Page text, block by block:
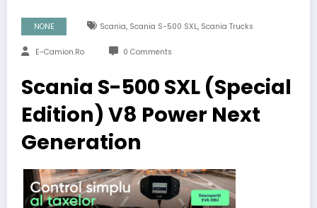
NONE Scania, Scania S-500 SXL, Scania Trucks
E-Camion.ro 0 Comments
Scania S-500 SXL (Special
Edition) V8 Power Next
Generation